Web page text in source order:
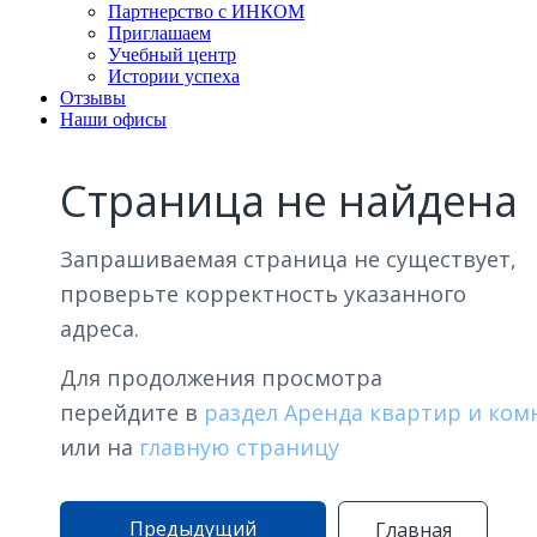
Партнерство с ИНКОМ
Приглашаем
Учебный центр
Истории успеха
Отзывы
Наши офисы
Страница не найдена
Запрашиваемая страница не существует,
проверьте корректность указанного
адреса.
Для продолжения просмотра
перейдите в раздел Аренда квартир и
или на главную страницу
Предыдущий Главная